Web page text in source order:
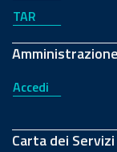
TAR
Accedi
Carta dei Servizi